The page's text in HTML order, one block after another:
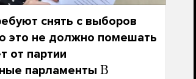
снять с выборов
это не должно помешать
от партии
парламенты В